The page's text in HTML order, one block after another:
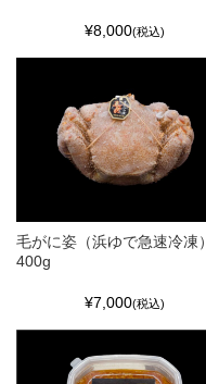
¥8,000(税込)
毛がに姿（浜ゆで急速冷凍）
400g
¥7,000(税込)